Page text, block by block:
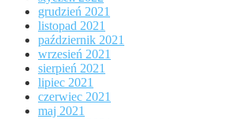
grudzień 2021
listopad 2021
październik 2021
wrzesień 2021
sierpień 2021
lipiec 2021
czerwiec 2021
maj 2021